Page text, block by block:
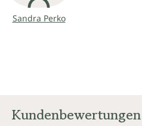
unvorhersehbaren
es bewiesen hat, dass es viele
Informationen, für welches
Sandra Perko
Kundenbewertungen